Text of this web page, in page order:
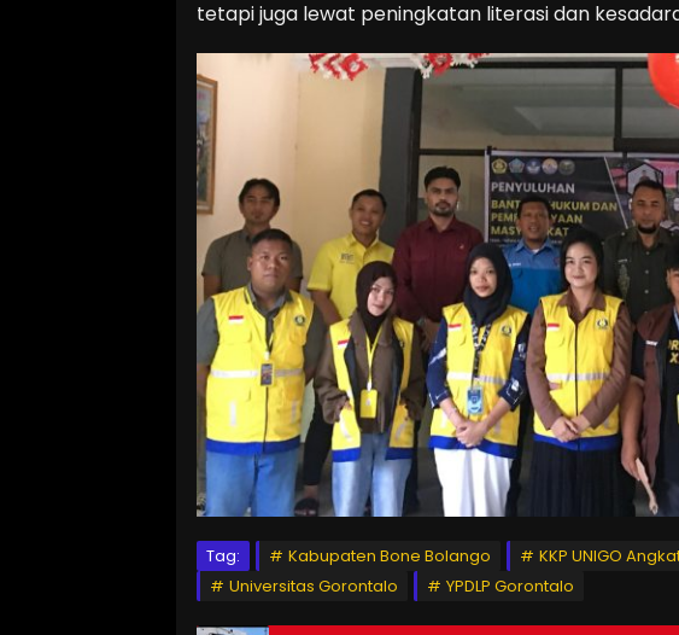
tetapi juga lewat peningkatan literasi dan
Tag: Kabupaten Bone Bolango KKP UNIGO
Universitas Gorontalo
YPDLP Gorontalo